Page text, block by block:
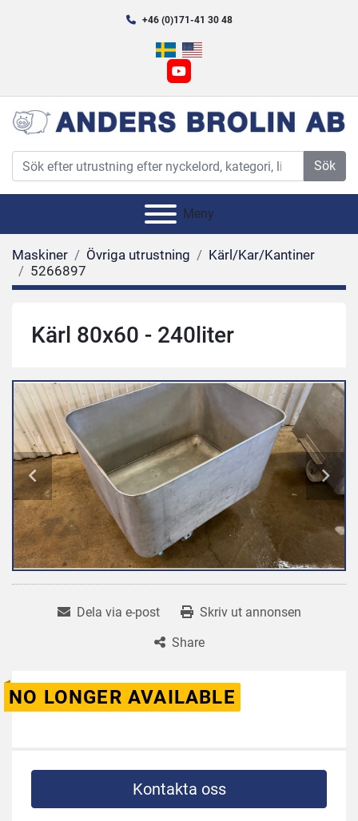
+46 (0)171-41 30 48
youtube
Sök
Meny
Maskiner Övriga utrustning
Kärl/Kar/Kantiner
5266897
Kärl 80x60 - 240liter
Dela via e-post
Skriv ut annonsen
Share
NO LONGER AVAILABLE
Kontakta oss